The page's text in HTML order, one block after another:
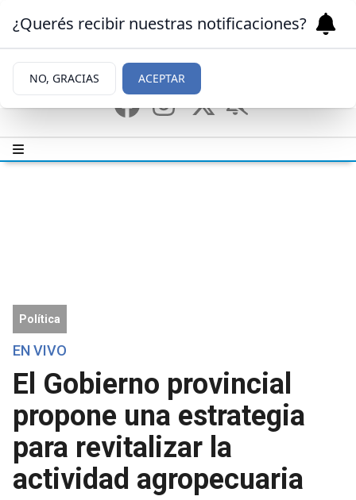
Política
EN VIVO
El Gobierno provincial
propone una estrategia
para revitalizar la
actividad agropecuaria
¿Querés recibir nuestras notificaciones?
NO, GRACIAS ACEPTAR